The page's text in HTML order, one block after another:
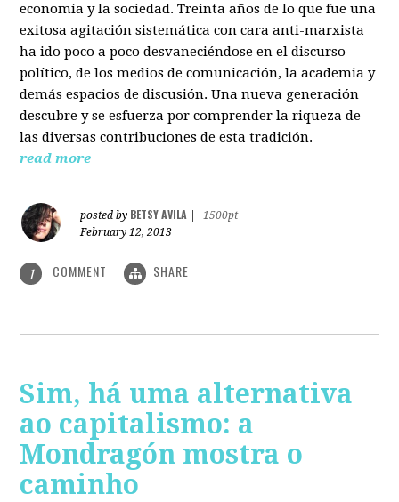
economía y la sociedad. Treinta años de lo que fue una
exitosa agitación sistemática con cara anti-marxista
ha ido poco a poco desvaneciéndose en el discurso
político, de los medios de comunicación, la academia y
demás espacios de discusión. Una nueva generación
descubre y se esfuerza por comprender la riqueza de
las diversas contribuciones de esta tradición.
read more
posted by BETSY AVILA
1500pt
February 12, 2013
1 COMMENT SHARE
Sim, há uma alternativa
ao capitalismo: a
Mondragón mostra o
caminho